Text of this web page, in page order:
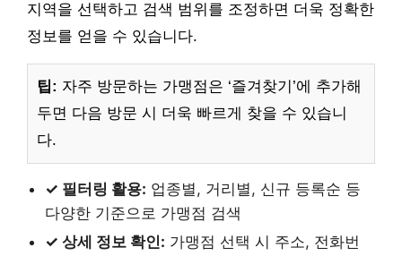
지역을 선택하고 검색 범위를 조정하면 더욱 정확한
정보를 얻을 수 있습니다.
팁: 자주 방문하는 가맹점은 ‘즐겨찾기’에 추가해
두면 다음 방문 시 더욱 빠르게 찾을 수 있습니
다.
✓ 필터링 활용: 업종별, 거리별, 신규 등록순 등
다양한 기준으로 가맹점 검색
✓ 상세 정보 확인: 가맹점 선택 시 주소, 전화번